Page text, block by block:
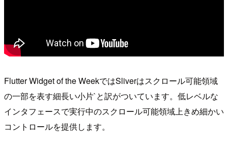
Flutter Widget of the WeekではSliverはスクロール可能領域
の一部を表す細長い小片`と訳がついています。低レベルな
インタフェースで実行中のスクロール可能領域上きめ細かい
コントロールを提供します。